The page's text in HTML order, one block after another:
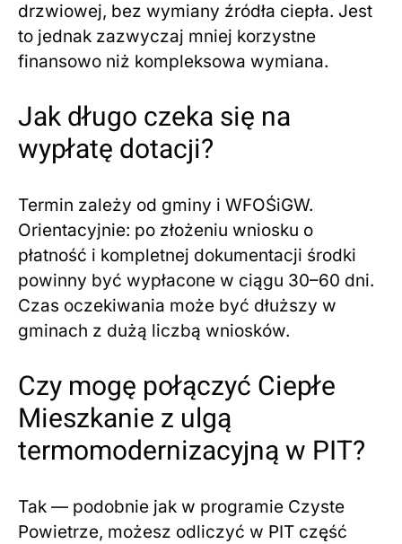
drzwiowej, bez wymiany źródła ciepła. Jest
to jednak zazwyczaj mniej korzystne
finansowo niż kompleksowa wymiana.
Jak długo czeka się na
wypłatę dotacji?
Termin zależy od gminy i WFOŚiGW.
Orientacyjnie: po złożeniu wniosku o
płatność i kompletnej dokumentacji środki
powinny być wypłacone w ciągu 30–60 dni.
Czas oczekiwania może być dłuższy w
gminach z dużą liczbą wniosków.
Czy mogę połączyć Ciepłe
Mieszkanie z ulgą
termomodernizacyjną w PIT?
Tak — podobnie jak w programie Czyste
Powietrze, możesz odliczyć w PIT część